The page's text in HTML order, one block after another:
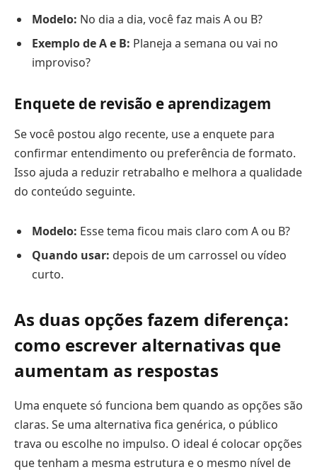
Modelo: No dia a dia, você faz mais A ou B?
Exemplo de A e B: Planeja a semana ou vai no
improviso?
Enquete de revisão e aprendizagem
Se você postou algo recente, use a enquete para
confirmar entendimento ou preferência de formato.
Isso ajuda a reduzir retrabalho e melhora a qualidade
do conteúdo seguinte.
Modelo: Esse tema ficou mais claro com A ou B?
Quando usar: depois de um carrossel ou vídeo
curto.
As duas opções fazem diferença:
como escrever alternativas que
aumentam as respostas
Uma enquete só funciona bem quando as opções são
claras. Se uma alternativa fica genérica, o público
trava ou escolhe no impulso. O ideal é colocar opções
que tenham a mesma estrutura e o mesmo nível de